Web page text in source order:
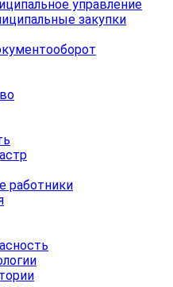
управление
закупки
работники